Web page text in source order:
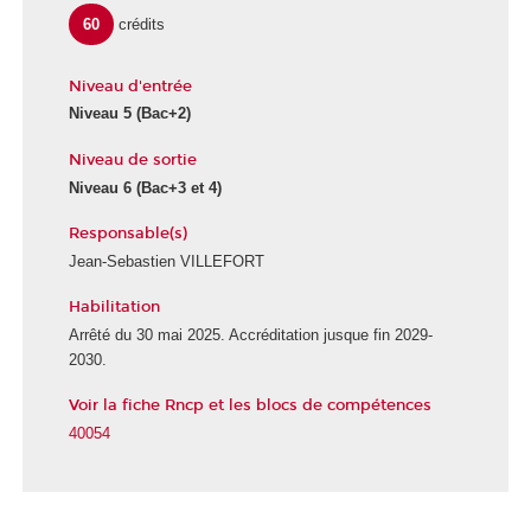
60 crédits
Niveau d'entrée
Niveau 5 (Bac+2)
Niveau de sortie
Niveau 6 (Bac+3 et 4)
Responsable(s)
Jean-Sebastien VILLEFORT
Habilitation
Arrêté du 30 mai 2025. Accréditation jusque fin 2029-
2030.
Voir la fiche Rncp et les blocs de compétences
40054